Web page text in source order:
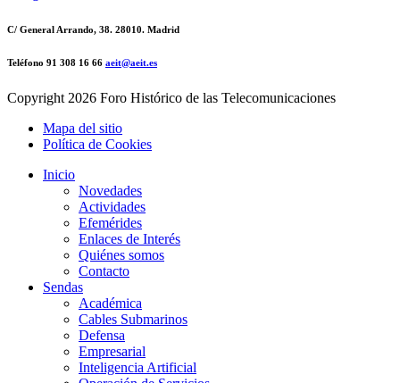
C/ General Arrando, 38. 28010. Madrid
Teléfono 91 308 16 66 aeit@aeit.es
Copyright 2026 Foro Histórico de las Telecomunicaciones
Mapa del sitio
Política de Cookies
Inicio
Novedades
Actividades
Efemérides
Enlaces de Interés
Quiénes somos
Contacto
Sendas
Académica
Cables Submarinos
Defensa
Empresarial
Inteligencia Artificial